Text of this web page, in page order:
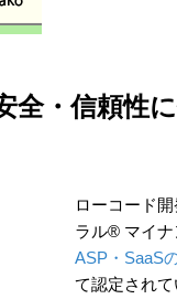
全・信頼性
ローコード
ラル®︎ マイナ
ASP・SaaS
て認定されて